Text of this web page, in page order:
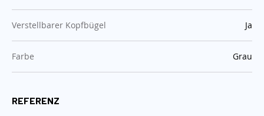
Verstellbarer Kopfbügel :Ja
Farbe :Grau
REFERENZ